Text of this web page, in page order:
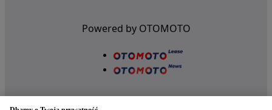
Powered by OTOMOTO